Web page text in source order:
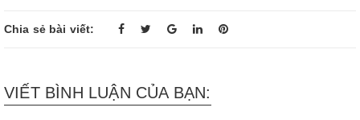
Chia sẻ bài viết:
VIẾT BÌNH LUẬN CỦA BẠN: